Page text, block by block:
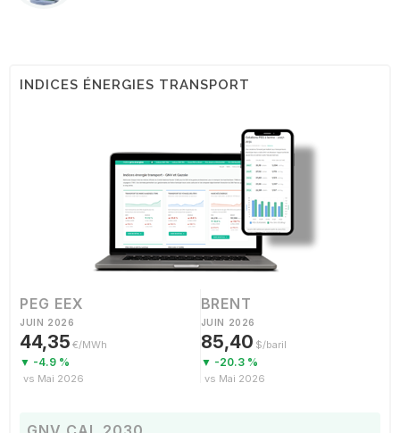
INDICES ÉNERGIES TRANSPORT
PEG EEX
JUIN 2026
44,35 €/MWh
▼ -4.9 %
vs Mai 2026
BRENT
JUIN 2026
85,40 $/baril
▼ -20.3 %
vs Mai 2026